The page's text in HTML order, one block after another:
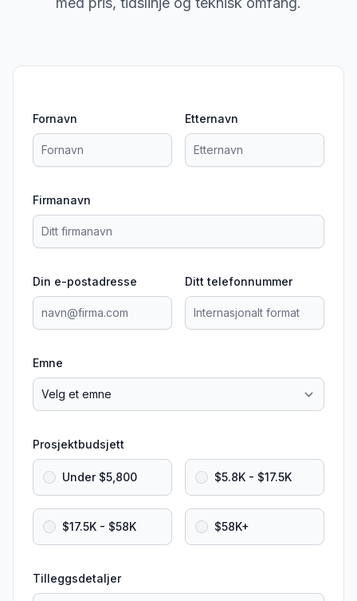
Fornavn Etternavn
Firmanavn
Din e-postadresse Ditt telefonnummer
Emne
Prosjektbudsjett
Under $5,800 $5.8K - $17.5K
$17.5K - $58K $58K+
Tilleggsdetaljer